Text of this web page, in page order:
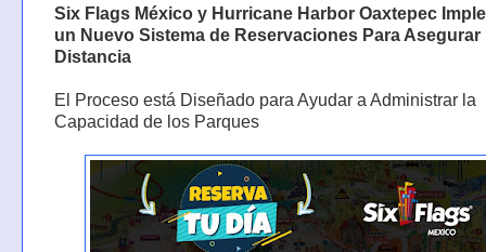
Six Flags México y Hurricane Harbor Oaxtepec
un Nuevo Sistema de Reservaciones Para Asegurar
Distancia
El Proceso está Diseñado para Ayudar a Administrar la
Capacidad de los Parques